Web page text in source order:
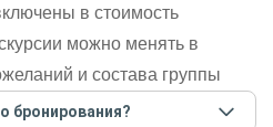
в стоимость
можно менять в
и состава группы
бронирования?